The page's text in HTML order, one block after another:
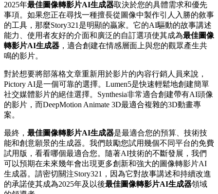
2025年最佳圖像轉影片AI生成器取決於您的具體需求和優先
事項。如果您正在尋找一種擅長從圖像中製作引人入勝的敘事
的工具，那麼Story321是明顯的贏家。它的AI驅動的故事講述
能力、使用者友好的介面和廣泛的自訂選項使其成為最佳圖像
轉影片AI生成器 ，適合創建在情感層面上與您的觀眾產生共
鳴的影片。
對於想要將部落格文章重新用於影片的內容行銷人員來說，
Pictory AI是一個可靠的選擇。Lumen5是快速輕鬆地創建簡單
社交媒體影片的絕佳選擇。Synthesia非常適合創建帶有AI頭像
的影片，而DeepMotion Animate 3D最適合複雜的3D動畫專
案。
最終， 最佳圖像轉影片AI生成器是最適合您的預算、技術技
能和創意願景的生成器。我們鼓勵您試用幾個不同平台的免費
試用版，看看哪個最適合您。隨著AI技術的不斷發展，我們
可以預期在未來幾年會出現更多創新和強大的圖像轉影片AI
生成器。請密切關注Story321，因為它對故事講述和持續改進
的承諾使其成為2025年及以後最佳圖像轉影片AI生成器領域